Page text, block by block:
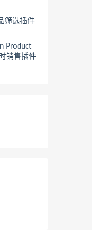
筛选插件
Product
销售插件